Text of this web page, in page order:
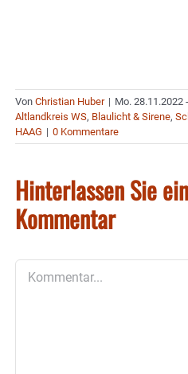
Von Christian Huber | Mo. 28.11.2022
Altlandkreis WS, Blaulicht & Sirene,
HAAG | 0 Kommentare
Hinterlassen Sie
Kommentar